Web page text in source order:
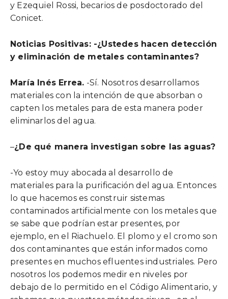
y Ezequiel Rossi, becarios de posdoctorado del
Conicet.
Noticias Positivas: -¿Ustedes hacen detección
y eliminación de metales contaminantes?
María Inés Errea. -Sí. Nosotros desarrollamos
materiales con la intención de que absorban o
capten los metales para de esta manera poder
eliminarlos del agua.
–¿De qué manera investigan sobre las aguas?
-Yo estoy muy abocada al desarrollo de
materiales para la purificación del agua. Entonces
lo que hacemos es construir sistemas
contaminados artificialmente con los metales que
se sabe que podrían estar presentes, por
ejemplo, en el Riachuelo. El plomo y el cromo son
dos contaminantes que están informados como
presentes en muchos efluentes industriales. Pero
nosotros los podemos medir en niveles por
debajo de lo permitido en el Código Alimentario, y